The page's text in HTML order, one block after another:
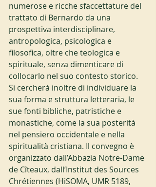
numerose e ricche sfaccettature del
trattato di Bernardo da una
prospettiva interdisciplinare,
antropologica, psicologica e
filosofica, oltre che teologica e
spirituale, senza dimenticare di
collocarlo nel suo contesto storico.
Si cercherà inoltre di individuare la
sua forma e struttura letteraria, le
sue fonti bibliche, patristiche e
monastiche, come la sua posterità
nel pensiero occidentale e nella
spiritualità cristiana. Il convegno è
organizzato dall’Abbazia Notre-Dame
de Cîteaux, dall’Institut des Sources
Chrétiennes (HiSOMA, UMR 5189,